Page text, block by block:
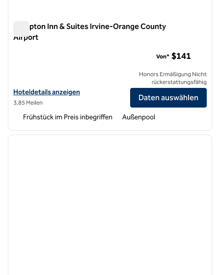
Hampton Inn & Suites Irvine-Orange County
Airport
Hoteldetails zum Flughafen Hampton Inn & Suites Irvine-Orange
Hoteldetails anzeigen
3,85 Meilen
Von* $141
Honors Ermäßigung Nicht
rückerstattungsfähig
Daten auswählen
Frühstück im Preis inbegriffen Außenpool
1 von 12